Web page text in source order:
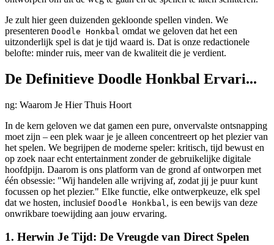
Je zult hier geen duizenden gekloonde spellen vinden. We
presenteren Doodle Honkbal omdat we geloven dat het een
uitzonderlijk spel is dat je tijd waard is. Dat is onze redactionele
belofte: minder ruis, meer van de kwaliteit die je verdient.
De Definitieve Doodle Honkbal Ervari...
ng: Waarom Je Hier Thuis Hoort
In de kern geloven we dat gamen een pure, onvervalste ontsnapping
moet zijn – een plek waar je je alleen concentreert op het plezier van
het spelen. We begrijpen de moderne speler: kritisch, tijd bewust en
op zoek naar echt entertainment zonder de gebruikelijke digitale
hoofdpijn. Daarom is ons platform van de grond af ontworpen met
één obsessie: "Wij handelen alle wrijving af, zodat jij je puur kunt
focussen op het plezier." Elke functie, elke ontwerpkeuze, elk spel
dat we hosten, inclusief Doodle Honkbal , is een bewijs van deze
onwrikbare toewijding aan jouw ervaring.
1. Herwin Je Tijd: De Vreugde van Direct Spelen